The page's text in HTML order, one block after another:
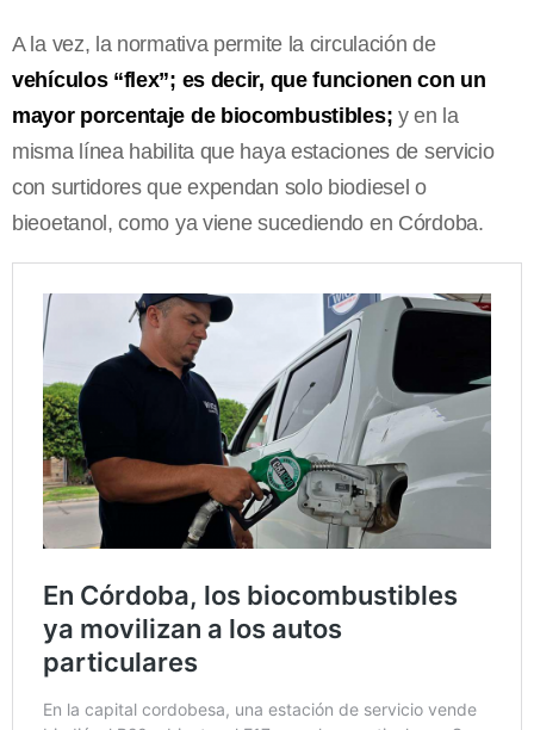
A la vez, la normativa permite la circulación de
vehículos “flex”; es decir, que funcionen con un
mayor porcentaje de biocombustibles; y en la
misma línea habilita que haya estaciones de servicio
con surtidores que expendan solo biodiesel o
bieoetanol, como ya viene sucediendo en Córdoba.